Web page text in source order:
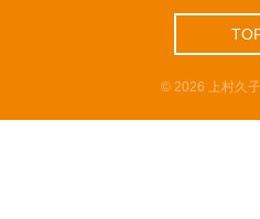
© 2026 上村久